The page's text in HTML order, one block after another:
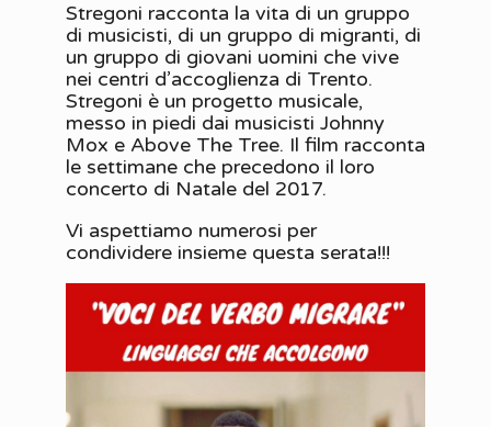
Stregoni racconta la vita di un gruppo
di musicisti, di un gruppo di migranti, di
un gruppo di giovani uomini che vive
nei centri d’accoglienza di Trento.
Stregoni è un progetto musicale,
messo in piedi dai musicisti Johnny
Mox e Above The Tree. Il film racconta
le settimane che precedono il loro
concerto di Natale del 2017.
Vi aspettiamo numerosi per
condividere insieme questa serata!!!